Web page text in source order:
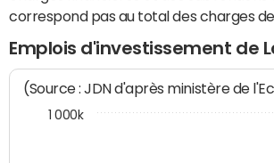
correspond pas au total des charges
Emplois d'investissement de
(Source : JDN d'après ministère de
1 000k